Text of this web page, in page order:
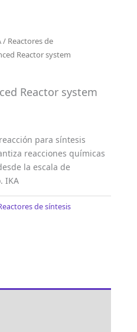
/ Reactores de
Reactor system
Reactor system
para síntesis
reacciones químicas
la escala de
IKA
de síntesis